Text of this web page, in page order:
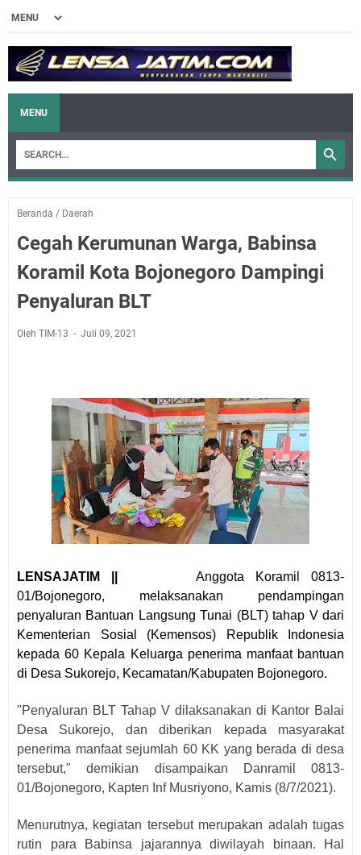
MENU
Beranda / Daerah
Cegah Kerumunan Warga, Babinsa
Koramil Kota Bojonegoro Dampingi
Penyaluran BLT
Oleh TIM-13 Juli 09, 2021
LENSAJATIM ||
Anggota Koramil 0813-
01/Bojonegoro, melaksanakan pendampingan
penyaluran Bantuan Langsung Tunai (BLT) tahap V dari
Kementerian Sosial (Kemensos) Republik Indonesia
kepada 60 Kepala Keluarga penerima manfaat bantuan
di Desa Sukorejo, Kecamatan/Kabupaten Bojonegoro.
"Penyaluran BLT Tahap V dilaksanakan di Kantor Balai
Desa Sukorejo, dan diberikan kepada masyarakat
penerima manfaat sejumlah 60 KK yang berada di desa
tersebut," demikian disampaikan Danramil 0813-
01/Bojonegoro, Kapten Inf Musriyono, Kamis (8/7/2021).
Menurutnya, kegiatan tersebut merupakan adalah tugas
rutin para Babinsa jajarannya diwilayah binaan. Hal